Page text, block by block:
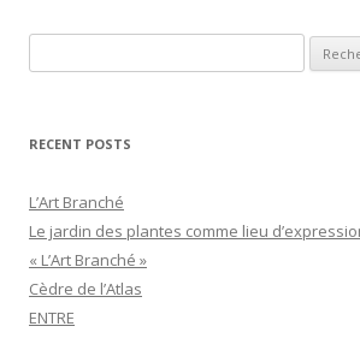
RECENT POSTS
L’Art Branché
Le jardin des plantes comme lieu
« L’Art Branché »
Cèdre de l’Atlas
ENTRE